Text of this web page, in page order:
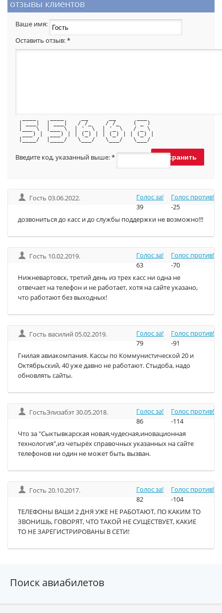
отзывы клиентов
Ваше имя:
Оставить отзыв:*
| ___|  | ___|   / /_    / /_    ( _ )
|___ \  |___ \  | '_ \  | '_ \   / _ \
  ___) |  ___) | | (_) | | (_) | | (_) |
|____/  |____/   \___/   \___/   \___/
Введите код, указанный выше:*
Гость 03.06.2022.
Голос за!
39
Голос против!
-25
дозвониться до касс и до службы поддержки не возможно!!!
Гость 10.02.2019.
Голос за!
63
Голос против!
-70
Нижневартовск, третий день из трех касс ни одна не
отвечает на телефон и не работает, хотя на сайте указано,
что работают без выходных!
Гость василий 05.02.2019.
Голос за!
79
Голос против!
-91
Гнилая авиакомпания. Кассы по Коммунистической 20 и
Октябрьский, 40 уже давно не работают. Стыдоба, надо
обновлять сайты.
ГостьЭлизабэт 30.05.2018.
Голос за!
86
Голос против!
-114
Что за "Сыктывкарская новая,чудесная,иновационная
технология",из четырёх справочных указанных на сайте
телефонов ни один не может быть вызван.
Гость 20.10.2017.
Голос за!
82
Голос против!
-104
ТЕЛЕФОНЫ ВАШИ 2 ДНЯ УЖЕ НЕ РАБОТАЮТ, ПО КАКИМ ТО
ЗВОНИШЬ, ГОВОРЯТ, ЧТО ТАКОЙ НЕ СУЩЕСТВУЕТ, КАКИЕ
ТО НЕ ЗАРЕГИСТРИРОВАНЫ В СЕТИ!
Поиск авиабилетов